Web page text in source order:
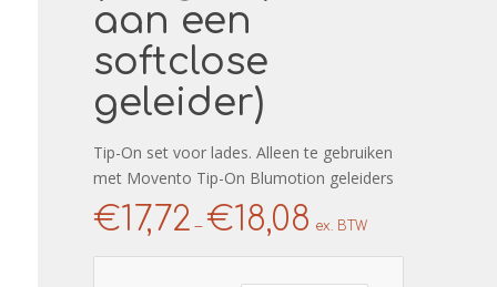
aan een
softclose
geleider)
Tip-On set voor lades. Alleen te gebruiken
met Movento Tip-On Blumotion geleiders
€17,72 –€18,08 ex. BTW